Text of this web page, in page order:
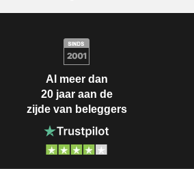
Al meer dan
20 jaar aan de
zijde van beleggers